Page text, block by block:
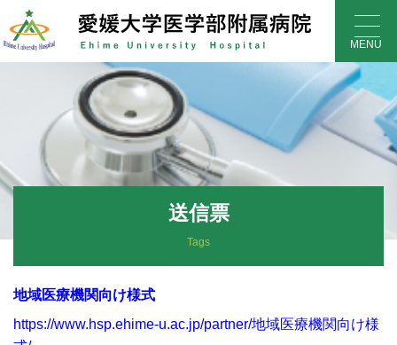
Skip
to
content
MENU
送信票
Tags
地域医療機関向け様式
https://www.hsp.ehime-u.ac.jp/partner/地域医療機関向け様